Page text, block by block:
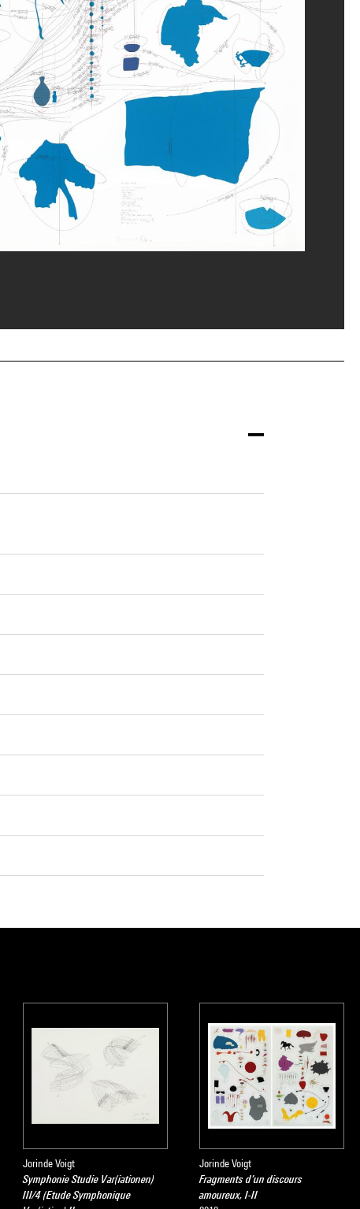
Jorinde Voigt
Symphonie Studie Var(iationen)
III/4 (Etude Symphonique
Jorinde Voigt
Fragments d’un discours
amoureux, I-II